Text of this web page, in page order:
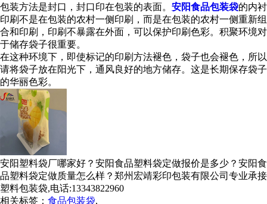
包装方法是封口，封口印在包装的表面。 安阳食品包装袋的内衬
印刷不是在包装的农村一侧印刷，而是在包装的农村一侧重新组
合和印刷，印刷不暴露在外面，可以保护印刷色彩。积聚环境对
于储存袋子很重要。
在这种环境下，即使标记的印刷方法褪色，袋子也会褪色，所以
请将袋子放在阳光下，通风良好的地方储存。这是长期保存袋子
的华丽色彩。
安阳塑料袋厂哪家好？安阳食品塑料袋定做报价是多少？安阳食
品塑料袋定做质量怎么样？郑州宏靖彩印包装有限公司专业承接
塑料包装袋,电话:13343822960
相关标签： 食品包装袋,